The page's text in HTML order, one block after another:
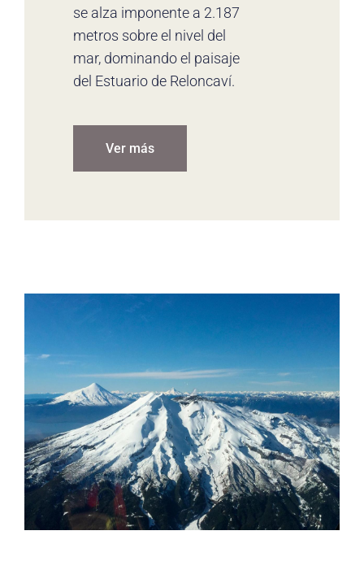
se alza imponente a 2.187
metros sobre el nivel del
mar, dominando el paisaje
del Estuario de Reloncaví.
Ver más